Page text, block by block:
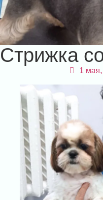
Стрижка
1